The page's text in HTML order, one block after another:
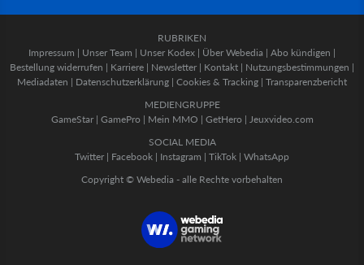
RUBRIKEN
Impressum | Unser Team | Unser Kodex | Über Webedia | Abo kündigen |
Bestellung widerrufen | Karriere | Newsletter | Kontakt | Nutzungsbestimmungen |
Mediadaten | Datenschutzerklärung | Cookies & Tracking | Transparenzbericht
MEDIENGRUPPE
GameStar| GamePro | Mein MMO | GetHero | Jeuxvideo.com
SOCIAL MEDIA
Twitter | Facebook | Instagram | TikTok | WhatsApp
Copyright © Webedia - alle Rechte vorbehalten